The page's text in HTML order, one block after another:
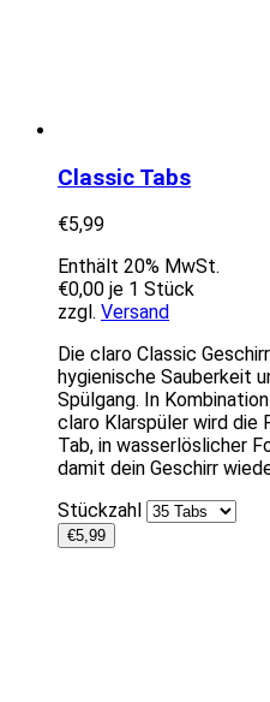
Classic Tabs
€5,99
Enthält 20% MwSt.
€0,00 je 1 Stück
zzgl. Versand
Die claro Classic
hygienische Sauberkeit
Spülgang. In
claro Klarspüler wird die
Tab, in wasserlöslicher
damit dein Geschirr
Stückzahl
€5,99